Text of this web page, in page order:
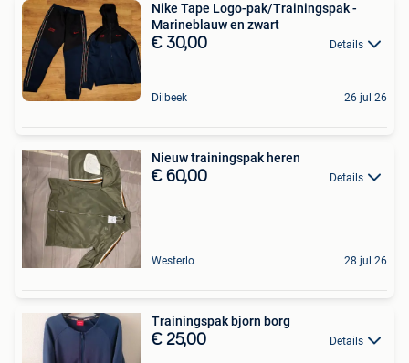
Nike Tape Logo-pak/Trainingspak -
Marineblauw en zwart
€ 30,00 Details
Dilbeek 26 jul 26
Nieuw trainingspak heren
€ 60,00 Details
Westerlo 28 jul 26
Trainingspak bjorn borg
€ 25,00 Details